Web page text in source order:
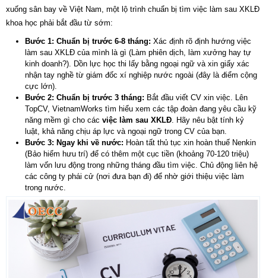
xuống sân bay về Việt Nam, một lộ trình chuẩn bị tìm việc làm sau XKLĐ
khoa học phải bắt đầu từ sớm:
Bước 1: Chuẩn bị trước 6-8 tháng: Xác định rõ định hướng việc
làm sau XKLĐ của mình là gì (Làm phiên dịch, làm xưởng hay tự
kinh doanh?). Dồn lực học thi lấy bằng ngoại ngữ và xin giấy xác
nhận tay nghề từ giám đốc xí nghiệp nước ngoài (đây là điểm cộng
cực lớn).
Bước 2: Chuẩn bị trước 3 tháng: Bắt đầu viết CV xin việc. Lên
TopCV, VietnamWorks tìm hiểu xem các tập đoàn đang yêu cầu kỹ
năng mềm gì cho các việc làm sau XKLĐ. Hãy nêu bật tính kỷ
luật, khả năng chịu áp lực và ngoại ngữ trong CV của bạn.
Bước 3: Ngay khi về nước: Hoàn tất thủ tục xin hoàn thuế Nenkin
(Bảo hiểm hưu trí) để có thêm một cục tiền (khoảng 70-120 triệu)
làm vốn lưu động trong những tháng đầu tìm việc. Chủ động liên hệ
các công ty phái cử (nơi đưa bạn đi) để nhờ giới thiệu việc làm
trong nước.